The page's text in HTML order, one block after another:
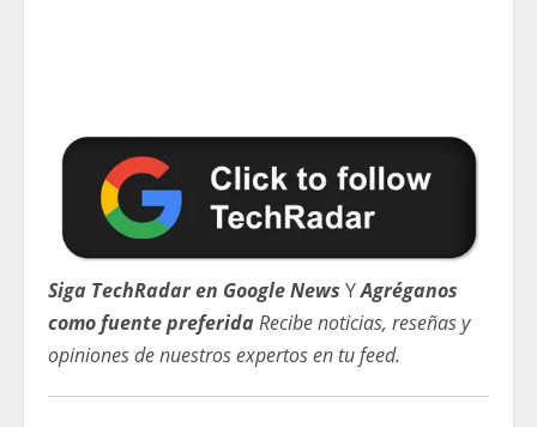
Siga TechRadar en Google News YAgréganos
como fuente preferidaRecibe noticias, reseñas y
opiniones de nuestros expertos en tu feed.